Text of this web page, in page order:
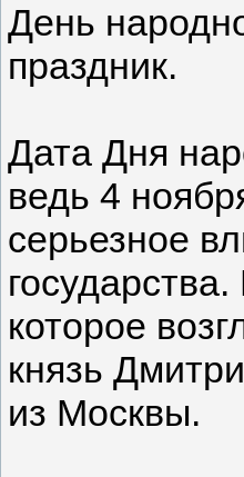
День
праздник.
Дата Дня
ведь 4
серьезное
которое
князь
из Москвы.